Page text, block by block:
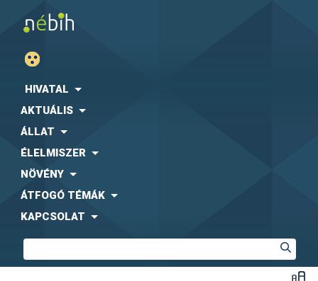
HIVATAL
AKTUÁLIS
ÁLLAT
ÉLELMISZER
NÖVÉNY
ÁTFOGÓ TÉMÁK
KAPCSOLAT